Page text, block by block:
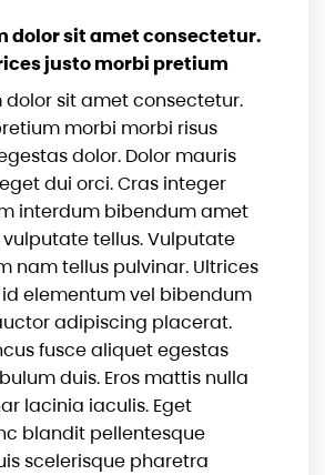
dolor sit amet consectetur.
justo morbi pretium
dolor sit amet consectetur.
morbi morbi risus
dolor. Dolor mauris
dui orci. Cras integer
interdum bibendum amet
tellus. Vulputate
nam tellus pulvinar. Ultrices
id elementum vel bibendum
adipiscing placerat.
fusce aliquet egestas
duis. Eros mattis nulla
lacinia iaculis. Eget
blandit pellentesque
scelerisque pharetra